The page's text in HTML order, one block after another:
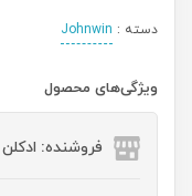
دسته : Johnwin
ویژگی‌های محصول
فروشنده: